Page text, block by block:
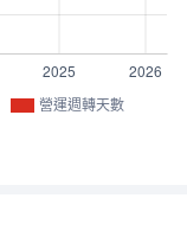
營運週轉天數